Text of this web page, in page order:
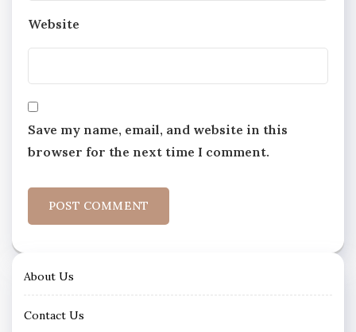
Website
Save my name, email, and website in this
browser for the next time I comment.
About Us
Contact Us